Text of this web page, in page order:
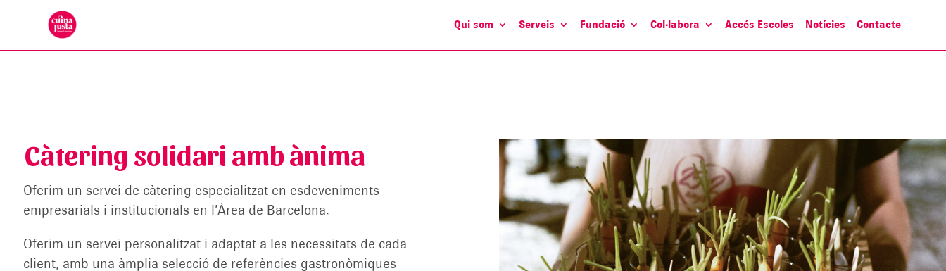
Qui som Serveis Fundació Col·labora Accés Escoles Notícies Contacte
Càtering solidari amb ànima
Oferim un servei de càtering especialitzat en esdeveniments
empresarials i institucionals en l’Àrea de Barcelona.
Oferim un servei personalitzat i adaptat a les necessitats de cada
client, amb una àmplia selecció de referències gastronòmiques